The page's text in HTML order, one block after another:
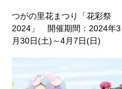
つがの里花まつり「花彩祭
2024」 開催期間：2024年3
月30日(土)～4月7日(日)